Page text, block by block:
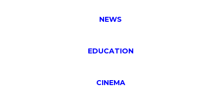
NEWS
EDUCATION
CINEMA